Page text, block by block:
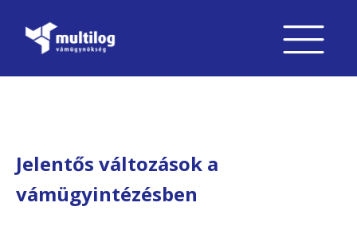
Jelentős változások a
vámügyintézésben